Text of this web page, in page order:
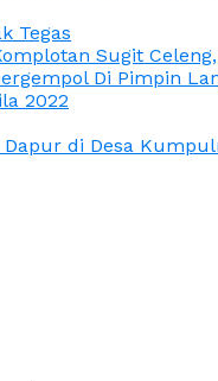
Tegas
Sugit
Di Pimpin
2022
di Desa